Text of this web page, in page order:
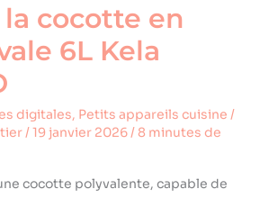
la cocotte en
6L Kela
digitales, Petits appareils cuisine /
/19 janvier 2026/8 minutes de
cocotte polyvalente, capable de